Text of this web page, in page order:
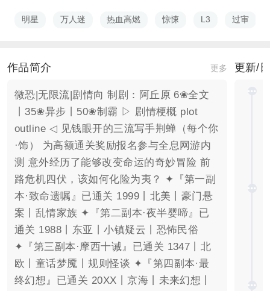
明星 万人迷 热血高燃 惊悚 L3 过审
作品简介 更多
微恐|无限流|剧情向 制剧：阿丘原 6❀全文
丨35❀异步丨50❀制霸 ▷ 剧情梗概 plot
outline ◁ 见钱眼开的三流写手荆蝉（每个你
·饰） 为高额通关奖励报名参与全息网游内
测 意外经历了能够改变命运的奇妙冒险 前
路危机四伏，该如何化险为夷？ ✦『第一副
本·致命遗嘱』已通关 1999丨北美丨豪门悬
案丨乱情家族 ✦『第二副本·夜半婴啼』已
通关 1988丨东亚丨小镇疑云丨恐怖民俗
✦『第三副本·摩西十诫』已通关 1347丨北
欧丨童话梦魇丨规则怪谈 ✦『第四副本·最
终幻想』已通关 20XX丨京海丨未来幻想丨
更新/